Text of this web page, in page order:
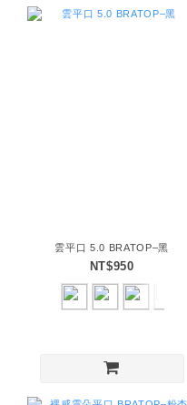
雲平口 5.0 BRATOP–黑
NT$950